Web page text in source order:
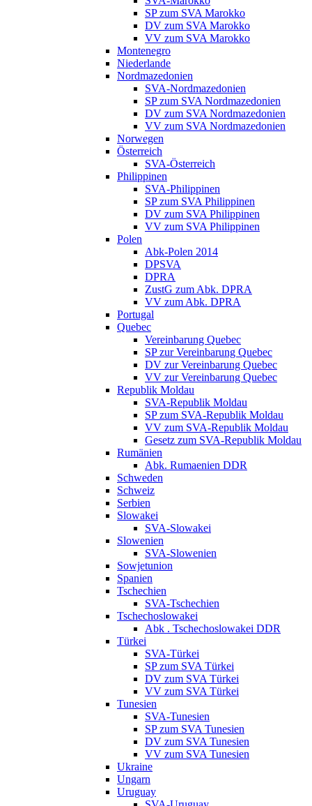
SP zum SVA Marokko
DV zum SVA Marokko
VV zum SVA Marokko
Montenegro
Niederlande
Nordmazedonien
SVA-Nordmazedonien
SP zum SVA Nordmazedonien
DV zum SVA Nordmazedonien
VV zum SVA Nordmazedonien
Norwegen
Österreich
SVA-Österreich
Philippinen
SVA-Philippinen
SP zum SVA Philippinen
DV zum SVA Philippinen
VV zum SVA Philippinen
Polen
Abk-Polen 2014
DPSVA
DPRA
ZustG zum Abk. DPRA
VV zum Abk. DPRA
Portugal
Quebec
Vereinbarung Quebec
SP zur Vereinbarung Quebec
DV zur Vereinbarung Quebec
VV zur Vereinbarung Quebec
Republik Moldau
SVA-Republik Moldau
SP zum SVA-Republik Moldau
VV zum SVA-Republik Moldau
Gesetz zum SVA-Republik Moldau
Rumänien
Abk. Rumaenien DDR
Schweden
Schweiz
Serbien
Slowakei
SVA-Slowakei
Slowenien
SVA-Slowenien
Sowjetunion
Spanien
Tschechien
SVA-Tschechien
Tschechoslowakei
Abk . Tschechoslowakei DDR
Türkei
SVA-Türkei
SP zum SVA Türkei
DV zum SVA Türkei
VV zum SVA Türkei
Tunesien
SVA-Tunesien
SP zum SVA Tunesien
DV zum SVA Tunesien
VV zum SVA Tunesien
Ukraine
Ungarn
Uruguay